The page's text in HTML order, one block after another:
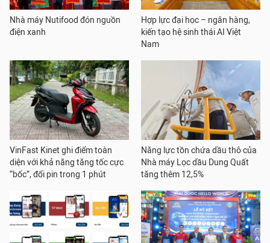
Nhà máy Nutifood đón nguồn
điện xanh
Hợp lực đại học – ngân hàng,
kiến tạo hệ sinh thái AI Việt
Nam
VinFast Kinet ghi điểm toàn
diện với khả năng tăng tốc cực
“bốc”, đổi pin trong 1 phút
Năng lực tồn chứa dầu thô của
Nhà máy Lọc dầu Dung Quất
tăng thêm 12,5%